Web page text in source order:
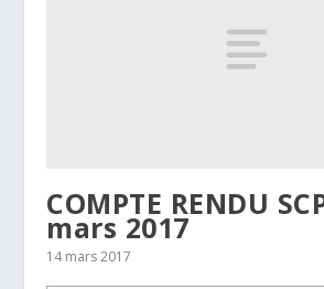
COMPTE RENDU
mars 2017
14 mars 2017